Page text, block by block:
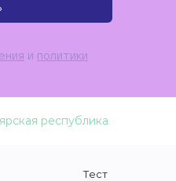
и политики
республика
Тест